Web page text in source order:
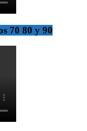
70 80 y 90